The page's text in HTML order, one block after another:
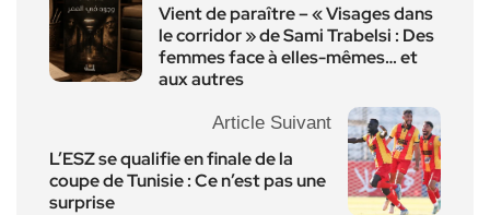
Vient de paraître – « Visages dans
le corridor » de Sami Trabelsi : Des
femmes face à elles-mêmes… et
aux autres
Article Suivant
L’ESZ se qualifie en finale de la
coupe de Tunisie : Ce n’est pas une
surprise